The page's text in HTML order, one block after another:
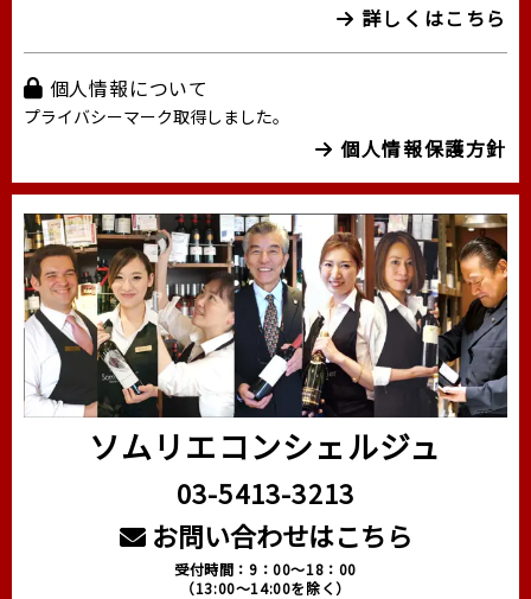
詳しくはこちら
個人情報について
プライバシーマーク取得しました。
個人情報保護方針
ソムリエコンシェルジュ
03-5413-3213
お問い合わせはこちら
受付時間：9：00～18：00
（13:00～14:00を除く）